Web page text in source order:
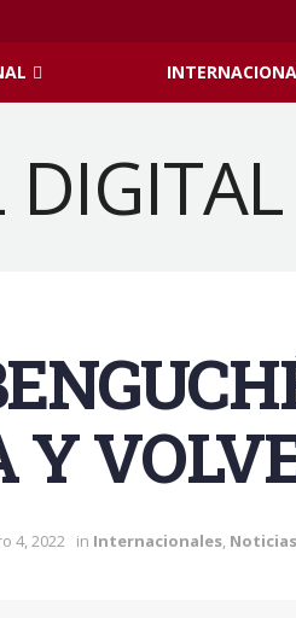
Y
4, 2022 in Internacionales Noticias